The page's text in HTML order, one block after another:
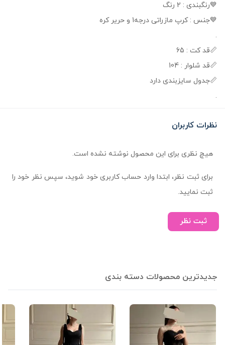
💙رنگبندی : 2 رنگ
💙جنس : کرپ مازراتی درجه‌1 و حریر کره
.
📏قد کت : 65
📏قد شلوار : 104
📏جدول سایزبندی دارد
.
نظرات کاربران
هیچ نظری برای این محصول نوشته نشده است.
برای ثبت نظر، ابتدا وارد حساب کاربری خود شوید، سپس نظر خود را
ثبت نمایید.
ثبت نظر
جدیدترین محصولات دسته بندی